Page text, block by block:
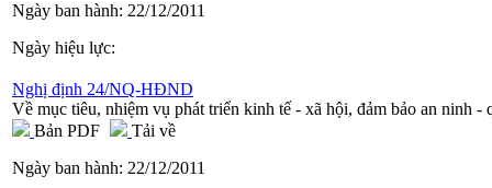
Ngày ban hành: 22/12/2011
Ngày hiệu lực:
Nghị định 24/NQ-HĐND
Về mục tiêu, nhiệm vụ phát triển kinh tế - xã hội, đảm bảo an ninh -
Bản PDF
Tải về
Ngày ban hành: 22/12/2011